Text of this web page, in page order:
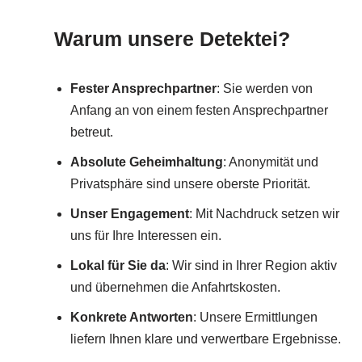
Warum unsere Detektei?
Fester Ansprechpartner: Sie werden von
Anfang an von einem festen Ansprechpartner
betreut.
Absolute Geheimhaltung: Anonymität und
Privatsphäre sind unsere oberste Priorität.
Unser Engagement: Mit Nachdruck setzen wir
uns für Ihre Interessen ein.
Lokal für Sie da: Wir sind in Ihrer Region aktiv
und übernehmen die Anfahrtskosten.
Konkrete Antworten: Unsere Ermittlungen
liefern Ihnen klare und verwertbare Ergebnisse.